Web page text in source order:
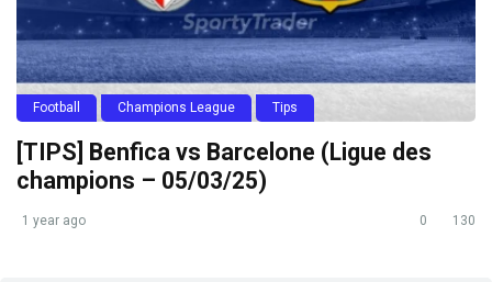
Football Champions League Tips
[TIPS] Benfica vs Barcelone (Ligue des
champions – 05/03/25)
1 year ago 0 130